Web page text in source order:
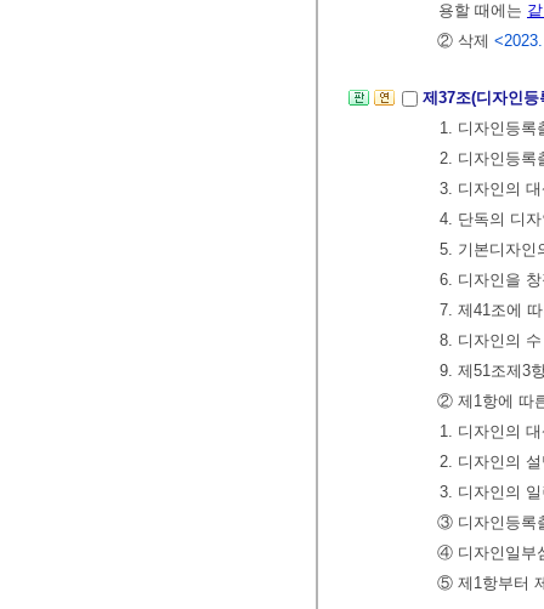
용할 때에는
② 삭제
제37조(디자인
1. 디자인등록
2. 디자인등록
3. 디자인의
4. 단독의 디
5. 기본디자인
6. 디자인을
7. 제41조에
8. 디자인의
9. 제51조제3
② 제1항에 따
1. 디자인의
2. 디자인의
3. 디자인의
③ 디자인등록
④ 디자인일부
⑤ 제1항부터